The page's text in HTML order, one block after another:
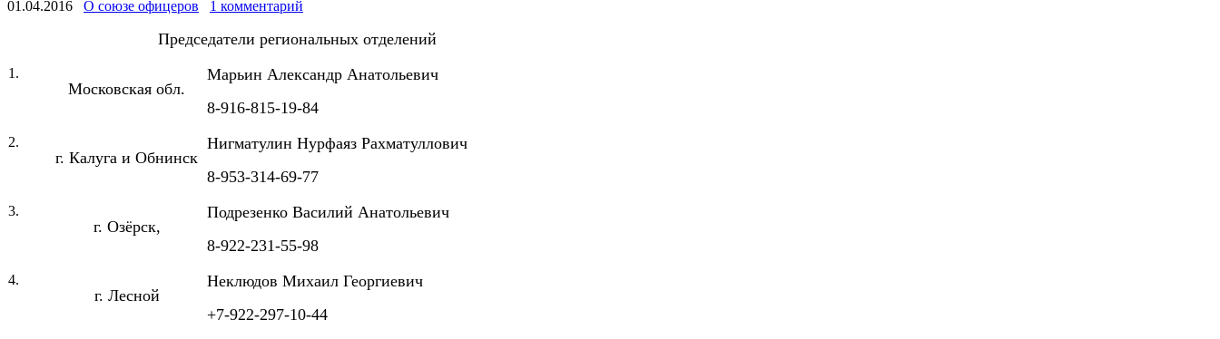
01.04.2016 О союзе офицеров 1 комментарий
Председатели региональных отделений
1.
Московская обл.
Марьин Александр Анатольевич
8-916-815-19-84
2.
г. Калуга и Обнинск
Нигматулин Нурфаяз Рахматуллович
8-953-314-69-77
3.
г. Озёрск,
Подрезенко Василий Анатольевич
8-922-231-55-98
4.
г. Лесной
Неклюдов Михаил Георгиевич
+7-922-297-10-44